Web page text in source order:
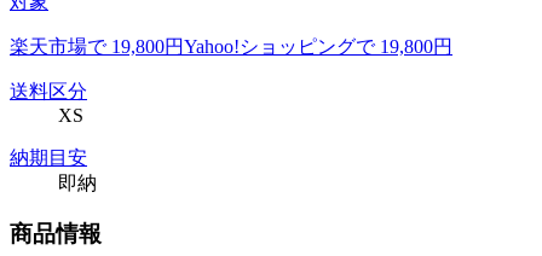
楽天市場で 19,800円Yahoo!ショッピングで 19,800円
送料区分
XS
納期目安
即納
商品情報